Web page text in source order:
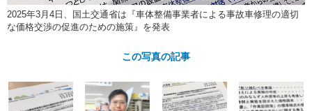
カーメーカー「旧車」関連プロジ
ェクト
コラム
イベント
2025年3月4日、国土交通省は『車体整備事業者による事故車修理の適切
な価格交渉の促進のための施策』を発表
この写真の記事